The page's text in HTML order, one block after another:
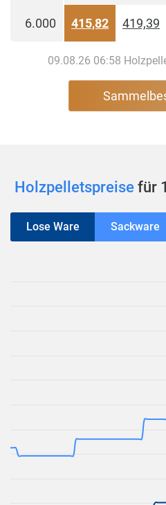
6.000 415,82 419,39
09.08.26 06:58
Holzpelletspreise für
Lose Ware Sackware